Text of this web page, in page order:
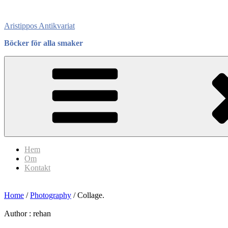
content
Aristippos Antikvariat
Böcker för alla smaker
Hem
Om
Kontakt
Home /Photography / Collage.
Author : rehan